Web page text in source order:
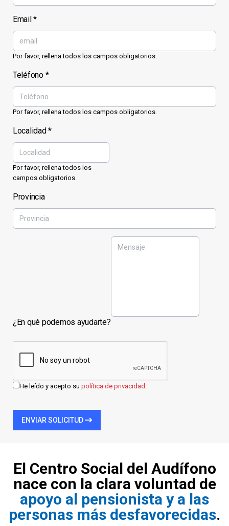
Email *
Por favor, rellena todos los campos obligatorios.
Teléfono*
Por favor, rellena todos los campos obligatorios.
Localidad *
Por favor, rellena todos los
campos obligatorios.
Provincia
¿En qué podemos ayudarte?
He leído y acepto su política de privacidad .
ENVIAR SOLICITUD
El Centro Social del Audífono
nace con la clara voluntad de
apoyo al pensionista y a las
personas más desfavorecidas.